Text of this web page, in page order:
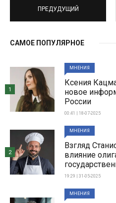
ПРЕДУДУЩИЙ
САМОЕ ПОПУЛЯРНОЕ
МНЕНИЯ
Ксения
новое
России
00:41 | 18-07-2025
1
МНЕНИЯ
Взгляд
влияние
19:29 | 31-05-2025
2
МНЕНИЯ